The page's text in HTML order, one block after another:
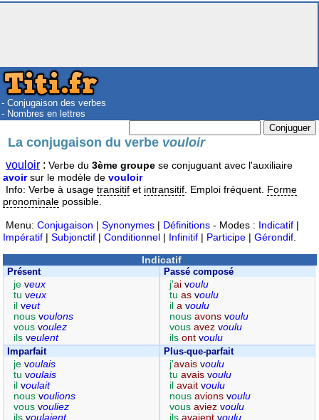
- Conjugaison des verbes
- Nombres en lettres
La conjugaison du verbe vouloir
vouloir : Verbe du 3ème groupe se conjuguant avec l'auxiliaire
avoirsur le modèle de vouloir
Info: Verbe à usage transitif et intransitif . Emploi fréquent. Forme
pronominale possible.
Menu: Conjugaison | Synonymes | Définitions - Modes : Indicatif |
Impératif | Subjonctif | Conditionnel | Infinitif | Participe | Gérondif
Indicatif
Présent
je veux
tu veux
il veut
nous voulons
vous voulez
ils veulent
Passé composé
j'ai voulu
tuas voulu
ila voulu
nousavons voulu
vousavez voulu
ilsont voulu
Imparfait
je voulais
tu voulais
il voulait
nous voulions
vous vouliez
ils voulaient
Plus-que-parfait
j'avais voulu
tuavais voulu
ilavait voulu
nousavions voulu
vousaviez voulu
ilsavaient voulu